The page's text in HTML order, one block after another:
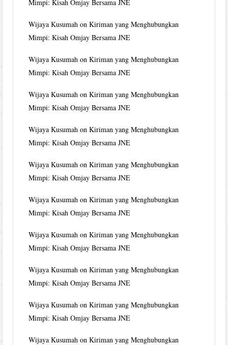
Mimpi: Kisah Omjay Bersama JNE
Wijaya Kusumah onKiriman yang Menghubungkan
Mimpi: Kisah Omjay Bersama JNE
Wijaya Kusumah onKiriman yang Menghubungkan
Mimpi: Kisah Omjay Bersama JNE
Wijaya Kusumah onKiriman yang Menghubungkan
Mimpi: Kisah Omjay Bersama JNE
Wijaya Kusumah onKiriman yang Menghubungkan
Mimpi: Kisah Omjay Bersama JNE
Wijaya Kusumah onKiriman yang Menghubungkan
Mimpi: Kisah Omjay Bersama JNE
Wijaya Kusumah onKiriman yang Menghubungkan
Mimpi: Kisah Omjay Bersama JNE
Wijaya Kusumah onKiriman yang Menghubungkan
Mimpi: Kisah Omjay Bersama JNE
Wijaya Kusumah onKiriman yang Menghubungkan
Mimpi: Kisah Omjay Bersama JNE
Wijaya Kusumah onKiriman yang Menghubungkan
Mimpi: Kisah Omjay Bersama JNE
Wijaya Kusumah onKiriman yang Menghubungkan